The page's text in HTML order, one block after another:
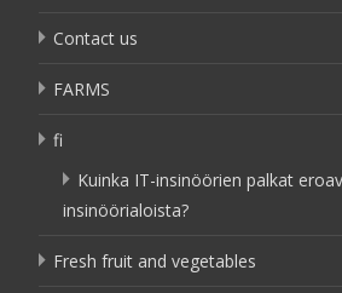
Contact us
FARMS
fi
Kuinka IT-insinöörien palkat
insinöörialoista?
Fresh fruit and vegetables